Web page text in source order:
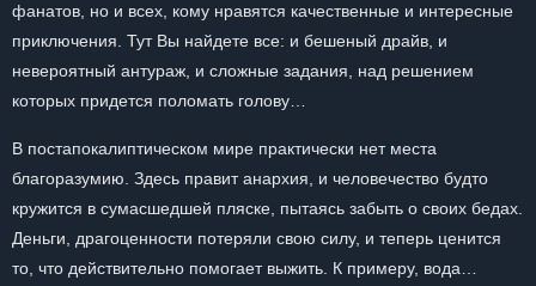
фанатов, но и всех, кому нравятся качественные и интересные
приключения. Тут Вы найдете все: и бешеный драйв, и
невероятный антураж, и сложные задания, над решением
которых придется поломать голову…
В постапокалиптическом мире практически нет места
благоразумию. Здесь правит анархия, и человечество будто
кружится в сумасшедшей пляске, пытаясь забыть о своих бедах.
Деньги, драгоценности потеряли свою силу, и теперь ценится
то, что действительно помогает выжить. К примеру, вода…